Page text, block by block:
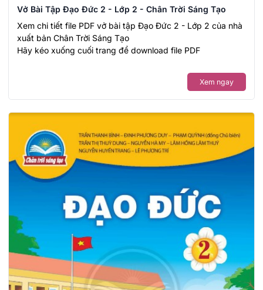
Vở Bài Tập Đạo Đức 2 - Lớp 2 - Chân Trời Sáng Tạo
Xem chi tiết file PDF vở bài tập Đạo Đức 2 - Lớp 2 của nhà
xuất bản Chân Trời Sáng Tạo
Hãy kéo xuống cuối trang để download file PDF
Xem ngay